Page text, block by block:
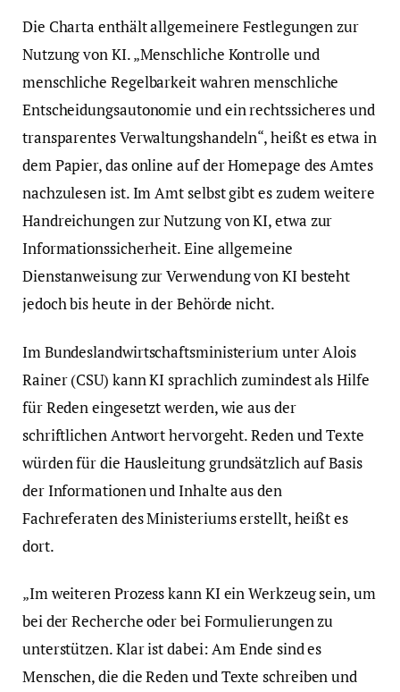
Die Charta enthält allgemeinere Festlegungen zur
Nutzung von KI. „Menschliche Kontrolle und
menschliche Regelbarkeit wahren menschliche
Entscheidungsautonomie und ein rechtssicheres und
transparentes Verwaltungshandeln“, heißt es etwa in
dem Papier, das online auf der Homepage des Amtes
nachzulesen ist. Im Amt selbst gibt es zudem weitere
Handreichungen zur Nutzung von KI, etwa zur
Informationssicherheit. Eine allgemeine
Dienstanweisung zur Verwendung von KI besteht
jedoch bis heute in der Behörde nicht.
Im Bundeslandwirtschaftsministerium unter Alois
Rainer (CSU) kann KI sprachlich zumindest als Hilfe
für Reden eingesetzt werden, wie aus der
schriftlichen Antwort hervorgeht. Reden und Texte
würden für die Hausleitung grundsätzlich auf Basis
der Informationen und Inhalte aus den
Fachreferaten des Ministeriums erstellt, heißt es
dort.
„Im weiteren Prozess kann KI ein Werkzeug sein, um
bei der Recherche oder bei Formulierungen zu
unterstützen. Klar ist dabei: Am Ende sind es
Menschen, die die Reden und Texte schreiben und